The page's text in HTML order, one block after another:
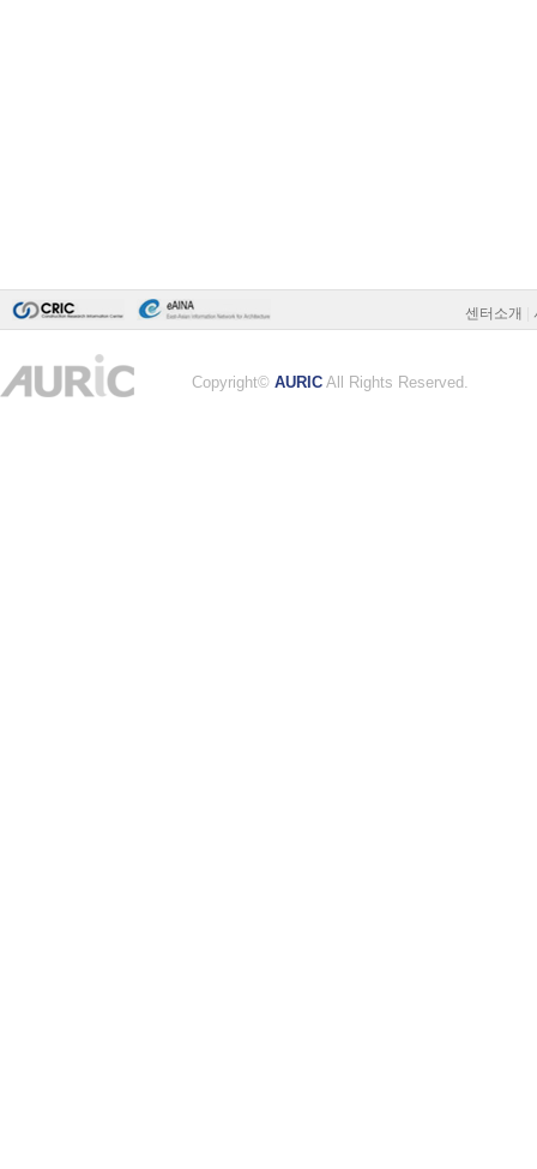
센터소개
Copyright© AURIC All Rights Reserved.